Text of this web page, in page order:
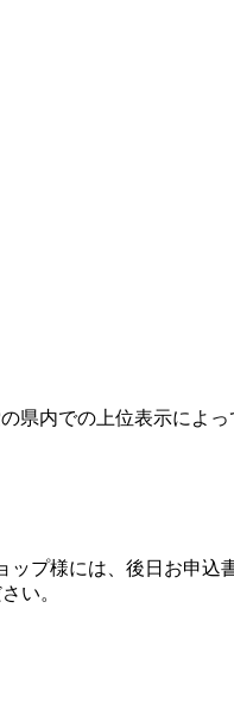
内での上位表示によっ
プ様には、後日お申込
い。